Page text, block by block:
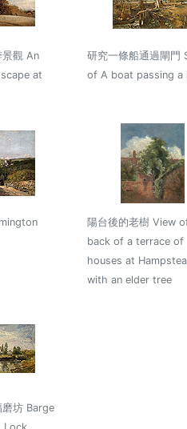
觀 An
at
研究一條船通過閘門
of A boat passing a
陽台後的老樹 View
back of a terrace of
houses at
with an elder tree
坊 Barge